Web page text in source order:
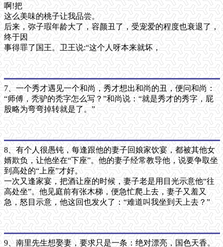
啊!把
这么美味的桃子让我品尝。
后来，弥子瑕年龄大了，容颜丑了，受宠爱的程度也衰退了，
终于因
事得罪了国王。卫王说:“这个人呀本来就坏，
7、一个秀才遇见一个和尚，秀才想出和尚的丑，便问和尚：
“师傅，秃驴的秃字怎么写？”和尚说：“就是秀才的秀字，屁
股略为弯弯掉转就是了。”
8、有个人很愚钝，每逢跟他的妻子回娘家饮宴，都被其他女
婿欺负，让他坐在“下座”。他的妻子经常教导他，说要争取坐
到高处的“上座”才好。
一次又逢家宴，把酒让座的时候，妻子老是用目光示意他“往
高处坐”。他见庭前有张木梯，便急忙爬上去，妻子又羞又
急，怒目示意，他这回也发火了：“难道叫我坐到天上去？”
9、南里先生想娶妻，要求只是一条：绝对漂亮，国色天香。